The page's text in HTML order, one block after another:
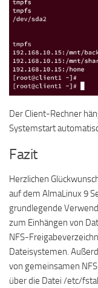
Der Client-Rechner
Systemstart
Fazit
Herzlichen
auf dem AlmaLinux 9
grundlegende
zum Einhängen von
NFS-
Dateisystemen.
von gemeinsamen
über die Datei /etc/